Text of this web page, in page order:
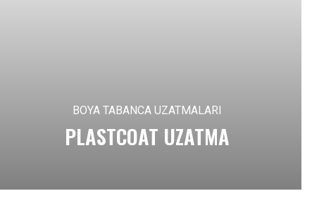
BOYA TABANCA UZATMALARI
PLASTCOAT UZATMA